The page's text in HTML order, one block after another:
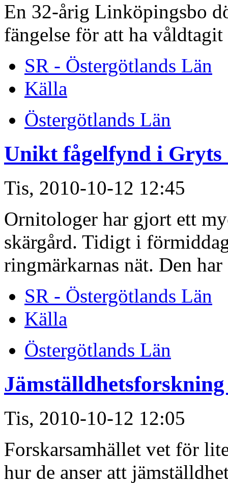
En 32-årig Linköpingsbo
fängelse för att ha
SR - Östergötlands Län
Källa
Östergötlands Län
Unikt fågelfynd i Gryts
Tis, 2010-10-12 12:45
Ornitologer har gjort ett
skärgård. Tidigt i
ringmärkarnas nät. Den
SR - Östergötlands Län
Källa
Östergötlands Län
Tis, 2010-10-12 12:05
Forskarsamhället vet för
hur de anser att